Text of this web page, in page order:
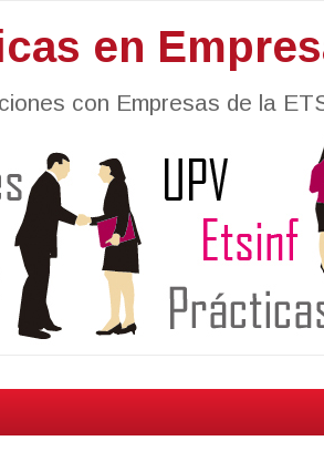
en
con Empresas de la